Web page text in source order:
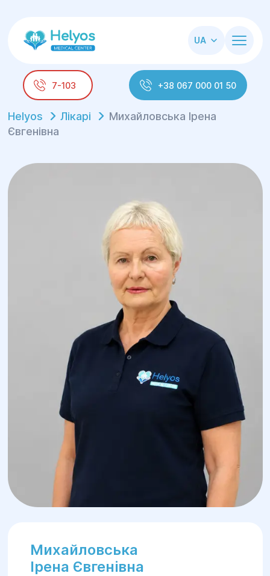
UA
7-103 +38 067 000 01 50
Helyos Лікарі
Михайловська Ірена
Євгенівна
Михайловська
Ірена Євгенівна